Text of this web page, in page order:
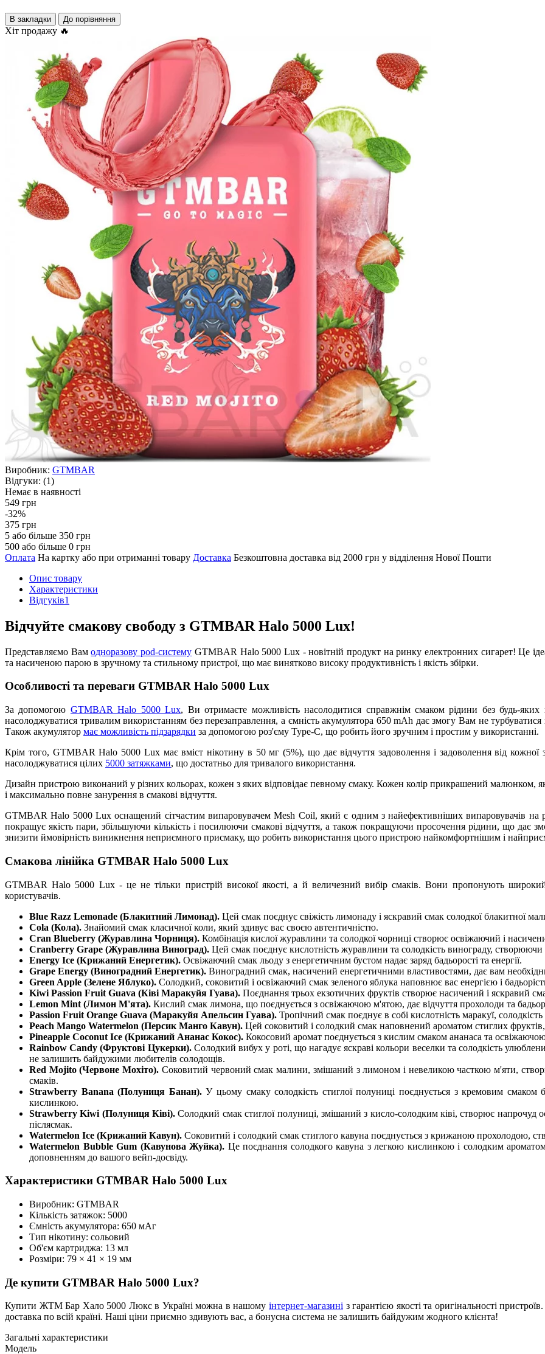
В закладки До порівняння
Хіт продажу 🔥
Виробник: GTMBAR
Відгуки: (1)
Немає в наявності
549 грн
-32%
375 грн
5 або більше 350 грн
500 або більше 0 грн
Оплата На картку або при отриманні товару Доставка Безкоштовна доставка від 2000 грн у відділення Нової Пошти
Опис товару
Характеристики
Відгуків1
Відчуйте смакову свободу з GTMBAR Halo 5000 Lux!
Представляємо Вамодноразову pod-систему GTMBAR Halo 5000 Lux - новітній продукт на ринку електронних сигарет! Це
та насиченою парою в зручному та стильному пристрої, що має винятково високу продуктивність і якість збірки.
Особливості та переваги GTMBAR Halo 5000 Lux
За допомогою GTMBAR Halo 5000 Lux, Ви отримаєте можливість насолодитися справжнім смаком рідини без будь-
насолоджуватися тривалим використанням без перезаправлення, а ємність акумулятора 650 mAh дає змогу Вам не
Також акумулятор має можливість підзарядки за допомогою роз'єму Type-C, що робить його зручним і простим у використанні.
Крім того, GTMBAR Halo 5000 Lux має вміст нікотину в 50 мг (5%), що дає відчуття задоволення і задоволення від
насолоджуватися цілих 5000 затяжками, що достатньо для тривалого використання.
Дизайн пристрою виконаний у різних кольорах, кожен з яких відповідає певному смаку. Кожен колір прикрашений малюнком,
і максимально повне занурення в смакові відчуття.
GTMBAR Halo 5000 Lux оснащений сітчастим випаровувачем Mesh Coil, який є одним з найефективніших випаровувачів на
покращує якість пари, збільшуючи кількість і посилюючи смакові відчуття, а також покращуючи просочення рідини, що дає
знизити ймовірність виникнення неприємного присмаку, що робить використання цього пристрою найкомфортнішим і
Смакова лінійка GTMBAR Halo 5000 Lux
GTMBAR Halo 5000 Lux - це не тільки пристрій високої якості, а й величезний вибір смаків. Вони пропонують
користувачів.
Blue Razz Lemonade (Блакитний Лимонад). Цей смак поєднує свіжість лимонаду і яскравий смак солодкої блакитної
Cola (Кола). Знайомий смак класичної коли, який здивує вас своєю автентичністю.
Cran Blueberry (Журавлина Чорниця). Комбінація кислої журавлини та солодкої чорниці створює освіжаючий і
Cranberry Grape (Журавлина Виноград). Цей смак поєднує кислотність журавлини та солодкість винограду,
Energy Ice (Крижаний Енергетик). Освіжаючий смак льоду з енергетичним бустом надає заряд бадьорості та енергії.
Grape Energy (Виноградний Енергетик). Виноградний смак, насичений енергетичними властивостями, дає вам
Green Apple (Зелене Яблуко). Солодкий, соковитий і освіжаючий смак зеленого яблука наповнює вас енергією і
Kiwi Passion Fruit Guava (Ківі Маракуйя Гуава). Поєднання трьох екзотичних фруктів створює насичений і яскравий
Lemon Mint (Лимон М'ята). Кислий смак лимона, що поєднується з освіжаючою м'ятою, дає відчуття прохолоди та
Passion Fruit Orange Guava (Маракуйя Апельсин Гуава). Тропічний смак поєднує в собі кислотність маракуї,
Peach Mango Watermelon (Персик Манго Кавун). Цей соковитий і солодкий смак наповнений ароматом стиглих фруктів,
Pineapple Coconut Ice (Крижаний Ананас Кокос). Кокосовий аромат поєднується з кислим смаком ананаса та
Rainbow Candy (Фруктові Цукерки). Солодкий вибух у роті, що нагадує яскраві кольори веселки та солодкість
не залишить байдужими любителів солодощів.
Red Mojito (Червоне Мохіто). Соковитий червоний смак малини, змішаний з лимоном і невеликою часткою м'яти,
смаків.
Strawberry Banana (Полуниця Банан).У цьому смаку солодкість стиглої полуниці поєднується з кремовим
кислинкою.
Strawberry Kiwi (Полуниця Ківі).Солодкий смак стиглої полуниці, змішаний з кисло-солодким ківі, створює
післясмак.
Watermelon Ice (Крижаний Кавун). Соковитий і солодкий смак стиглого кавуна поєднується з крижаною прохолодою,
Watermelon Bubble Gum (Кавунова Жуйка). Це поєднання солодкого кавуна з легкою кислинкою і солодким
доповненням до вашого вейп-досвіду.
Характеристики GTMBAR Halo 5000 Lux
Виробник: GTMBAR
Кількість затяжок: 5000
Ємність акумулятора: 650 мАг
Тип нікотину: сольовий
Об'єм картриджа: 13 мл
Розміри: 79 × 41 × 19 мм
Де купити GTMBAR Halo 5000 Lux?
Купити ЖТМ Бар Хало 5000 Люкс в Україні можна в нашому інтернет-магазиніз гарантією якості та оригінальності
доставка по всій країні. Наші ціни приємно здивують вас, а бонусна система не залишить байдужим жодного клієнта!
Загальні характеристики
Модель